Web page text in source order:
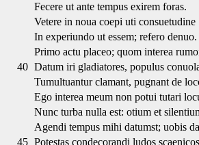
Fecere ut ante tempus exirem foras.
Vetere in noua coepi uti consuetudine
In experiundo ut essem; refero denuo.
Primo actu placeo; quom interea
40 Datum iri gladiatores, populus
Tumultuantur clamant, pugnant de
Ego interea meum non potui tutari
Nunc turba nulla est: otium et
Agendi tempus mihi datumst; uobis
45 Potestas condecorandi ludos